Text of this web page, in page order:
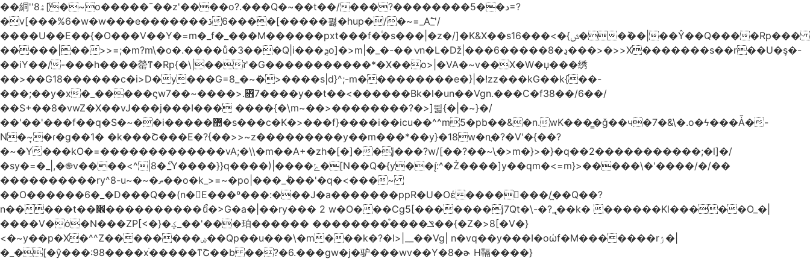
��絧''8ۿ[ܽ�~ο�����¯��z'����o?.���Q�~��t��/���?��������5��د=?
�v[���%6�w�w���e�ڌ�������6���[�����폃�hup�/�~=_A߱_'/
����U��E��{�O���V��Y�=m�_f�_���M������pxt���f�۟�s���|�z�/]�K&X��sݜ}�>���16��ٚ��|��Ŷ��Q����Rp���
�����|��>>=;�m?m\�o�.����ů�3���Q|i���ܯo]�>m|�_�-��ݍn�L�ǅ|���6�����8�ڍ���>�>>X�������s��r��U�ş�-
��iY��/-���h����罃ͳ�Rp{�\|��ז'�G�����������*�X��o>|�VA�~v��X�W�џ���绣
��>��G18������c�i>D�y���G=8_�~ܿ�>����s|d}^;-m���������e�}|�!zz���kG��k{��-
���;��y�x�_�����ϛw7��~����>.꧛7����у��t��<������Bk�l�un��Vgn.���С�f38��/6��/
��S+��8�vwZ�X��vJ���j���ӏ��� ����{�\m~��>��������?�>]뛻{�|�~}�/
��'��'���f��q�S�~��i�����޺�s���c�K�>���f}����i��icu��^^m5�pb��&�n.wK���͇�ǧ��ч�7�&\�.o�ϟ���Ǡ�-
N�~͎�ɾ�g��1� �k���Շ���E�?{��>>~z���������y��m���*��y}�18w�nֲ�?�V'�{��?
�~�Y���kO�=�������������vA;�\\�m��A+�zh�[�]��j���?w/[��?��~\ַ�>m�}>�}�q��2�����������;�l]�/
�sy�=�_|,�֎v����<^|8�ޯ_Y����}}q����)|����ݺ�[N��Q�{y��:^�Ż����]y��qm�<=m}>�����\�'����/�/��
����������ry^8-u~�~�ތ��o�k_>=~�po|���_݃���'�q�<���~
��O������6�_�D���Q��(n�E���º���:���J�a�������ppR�U�Oέ�����ٍ��/�̼�Q��?
n�����t��׮����������ޯu�>G�a�|��ry��� 2 w�O���Cg5[�������j7Qt�\-�?_̢��k� ������Kl�����O_�|
����V�ȯ�N���ZP[<�}�ؼ_��'���珀������ ��������֯����ݏ��{�Z�>8[�V�}
<�~y��p�X�^^Z��������ۻ��Qp��u���\�m���k�?�l>|__��Vg| n�vq��y���I�oώf�M�������rۯ�|
�_�[�ŷ���:98����xֹ�����ͳՇ��b ��?�6.���gw�j�驴���wv��Y�8�ɚ H䩹����}